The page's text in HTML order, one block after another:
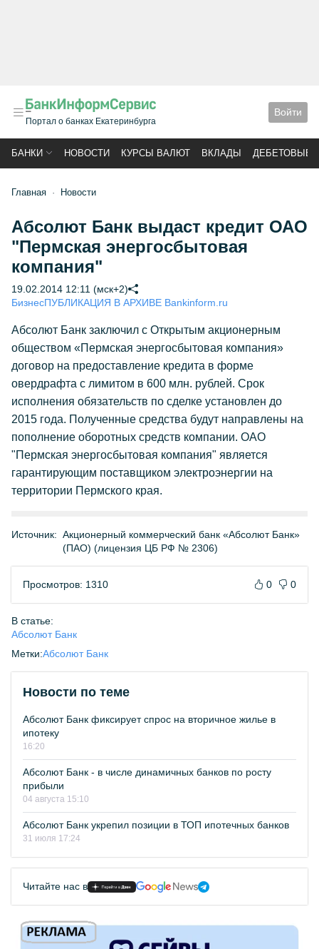
Портал о банках Екатеринбурга
Войти
БАНКИ НОВОСТИ КУРСЫ ВАЛЮТ ВКЛАДЫ ДЕБЕТОВЫЕ
Главная Новости
Абсолют Банк выдаст кредит ОАО
"Пермская энергосбытовая
компания"
19.02.2014 12:11 (мск+2)
БизнесПУБЛИКАЦИЯ В АРХИВЕ Bankinform.ru
Абсолют Банк заключил с Открытым акционерным
обществом «Пермская энергосбытовая компания»
договор на предоставление кредита в форме
овердрафта с лимитом в 600 млн. рублей. Срок
исполнения обязательств по сделке установлен до
2015 года. Полученные средства будут направлены на
пополнение оборотных средств компании. ОАО
"Пермская энергосбытовая компания" является
гарантирующим поставщиком электроэнергии на
территории Пермского края.
Источник: Акционерный коммерческий банк «Абсолют Банк»
(ПАО) (лицензия ЦБ РФ № 2306)
Просмотров: 1310 0 0
В статье:
Абсолют Банк
Метки:Абсолют Банк
Новости по теме
Абсолют Банк фиксирует спрос на вторичное жилье в
ипотеку
16:20
Абсолют Банк - в числе динамичных банков по росту
прибыли
04 августа 15:10
Абсолют Банк укрепил позиции в ТОП ипотечных банков
31 июля 17:24
Читайте нас в